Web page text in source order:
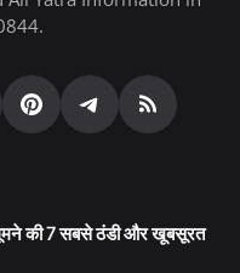
की 7 सबसे ठंडी और खूबसूरत